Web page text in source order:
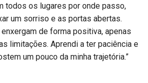
todos os lugares por onde passo,
um sorriso e as portas abertas.
de forma positiva, apenas
limitações. Aprendi a ter paciência e
um pouco da minha trajetória.”